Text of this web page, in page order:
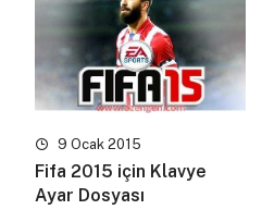
9 Ocak 2015
Fifa 2015 için Klavye
Ayar Dosyası